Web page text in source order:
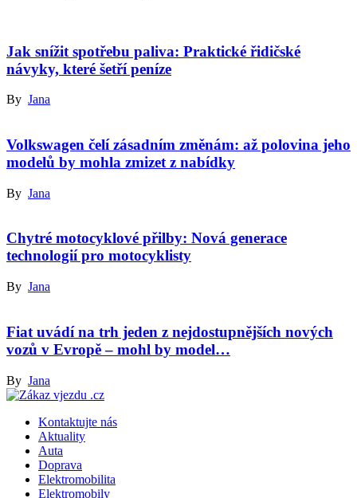
Jak snížit spotřebu paliva: Praktické řidičské
návyky, které šetří peníze
By Jana
Volkswagen čelí zásadním změnám: až polovina jeho
modelů by mohla zmizet z nabídky
By Jana
Chytré motocyklové přilby: Nová generace
technologií pro motocyklisty
By Jana
Fiat uvádí na trh jeden z nejdostupnějších nových
vozů v Evropě – mohl by model…
By Jana
Kontaktujte nás
Aktuality
Auta
Doprava
Elektromobilita
Elektromobily